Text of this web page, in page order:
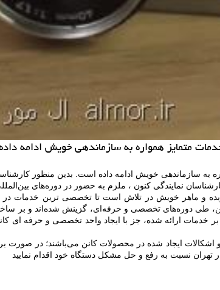
متمایز همواره به سازماندهی خویش ادامه
به سازماندهی خویش ادامه داده است. بدین منظور
نمایندگی کنون ، ملزم به حضور در دوره‌های
و ماهر خویش در تلاش است تا تخصصی ترین خدمات
طی دوره‌های تخصصی و حرفه‌ای، گزینش شده‌اند و بر
بر خدمات ارائه شده، جز با ایجاد واحد تخصصی و حرفه
ایجاد شده در محصولات کانن می‌باشند؛ در صورت
تهران نسبت به رفع و حل مشکل دستگاه خود اقدام نمایید